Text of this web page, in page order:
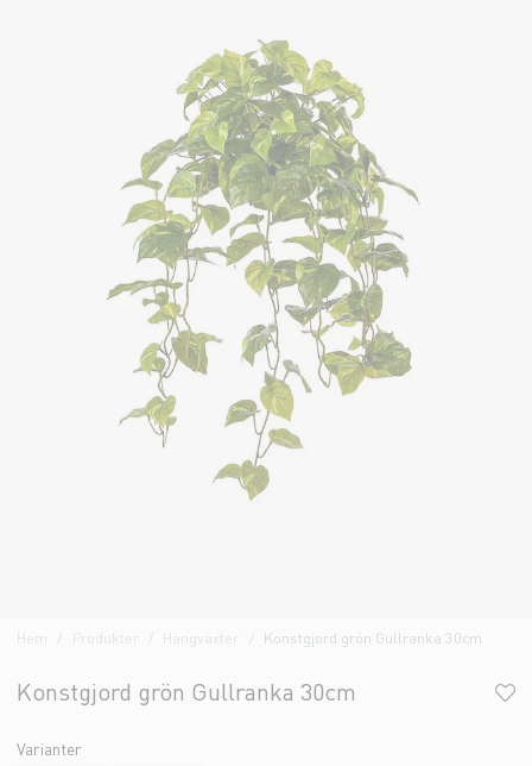
Hem Produkter Hängväxter Konstgjord grön Gullranka 30cm
Konstgjord grön Gullranka 30cm
Varianter